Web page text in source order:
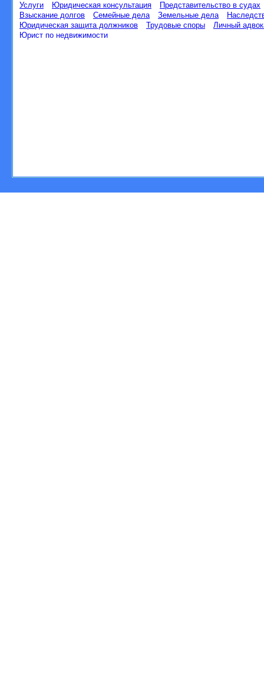
Услуги Юридическая консультация
Представительство в судах
Взыскание долгов
Семейные дела Земельные дела
Юридическая защита должников
Трудовые споры
Личный
Юрист по недвижимости